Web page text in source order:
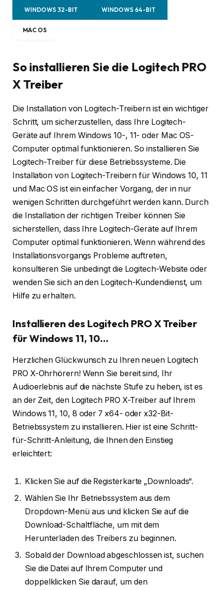
WINDOWS 32-BIT WINDOWS 64-BIT
MAC OS
So installieren Sie die Logitech PRO
X Treiber
Die Installation von Logitech-Treibern ist ein wichtiger
Schritt, um sicherzustellen, dass Ihre Logitech-
Geräte auf Ihrem Windows 10-, 11- oder Mac OS-
Computer optimal funktionieren. So installieren Sie
Logitech-Treiber für diese Betriebssysteme. Die
Installation von Logitech-Treibern für Windows 10, 11
und Mac OS ist ein einfacher Vorgang, der in nur
wenigen Schritten durchgeführt werden kann. Durch
die Installation der richtigen Treiber können Sie
sicherstellen, dass Ihre Logitech-Geräte auf Ihrem
Computer optimal funktionieren. Wenn während des
Installationsvorgangs Probleme auftreten,
konsultieren Sie unbedingt die Logitech-Website oder
wenden Sie sich an den Logitech-Kundendienst, um
Hilfe zu erhalten.
Installieren des Logitech PRO X Treiber
für Windows 11, 10…
Herzlichen Glückwunsch zu Ihren neuen Logitech
PRO X-Ohrhörern! Wenn Sie bereit sind, Ihr
Audioerlebnis auf die nächste Stufe zu heben, ist es
an der Zeit, den Logitech PRO X-Treiber auf Ihrem
Windows 11, 10, 8 oder 7 x64- oder x32-Bit-
Betriebssystem zu installieren. Hier ist eine Schritt-
für-Schritt-Anleitung, die Ihnen den Einstieg
erleichtert:
Klicken Sie auf die Registerkarte „Downloads“.
Wählen Sie Ihr Betriebssystem aus dem
Dropdown-Menü aus und klicken Sie auf die
Download-Schaltfläche, um mit dem
Herunterladen des Treibers zu beginnen.
Sobald der Download abgeschlossen ist, suchen
Sie die Datei auf Ihrem Computer und
doppelklicken Sie darauf, um den